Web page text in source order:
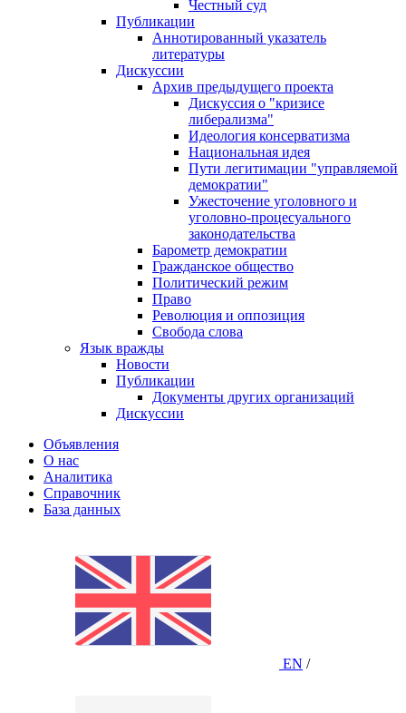
Честный суд
Публикации
Аннотированный указатель
литературы
Дискуссии
Архив предыдущего проекта
Дискуссия о "кризисе
либерализма"
Идеология консерватизма
Национальная идея
Пути легитимации "управляемой
демократии"
Ужесточение уголовного и
уголовно-процесуального
законодательства
Барометр демократии
Гражданское общество
Политический режим
Право
Революция и оппозиция
Свобода слова
Язык вражды
Новости
Публикации
Документы других организаций
Дискуссии
Объявления
О нас
Аналитика
Справочник
База данных
EN /